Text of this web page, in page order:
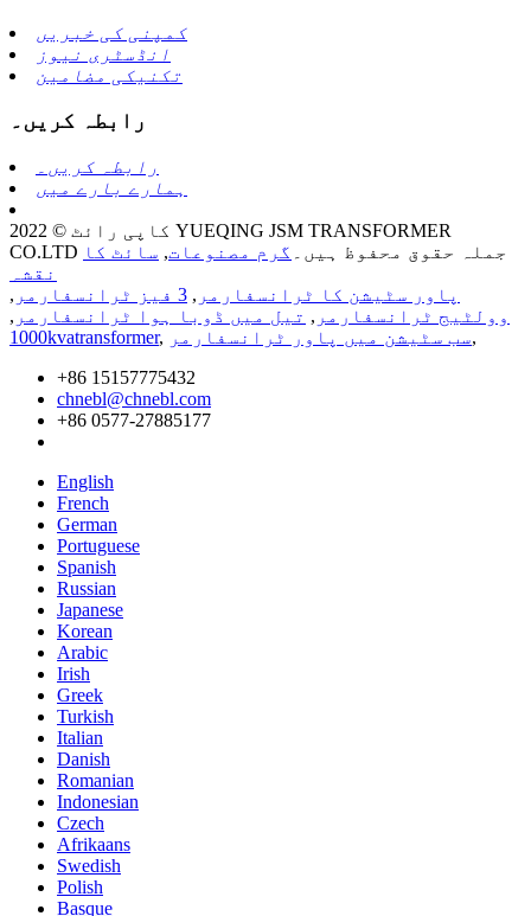
کمپنی کی خبریں
انڈسٹری نیوز
تکنیکی مضامین
رابطہ کریں۔
رابطہ کریں۔
ہمارے بارے میں
کاپی رائٹ © 2022 YUEQING JSM TRANSFORMER
CO.LTD جملہ حقوق محفوظ ہیں۔
گرم مصنوعات, سائٹ کا
نقشہ
پاور سٹیشن کا ٹرانسفارمر , 3 فیز ٹرانسفارمر
,
وولٹیج ٹرانسفارمر , تیل میں ڈوبا ہوا ٹرانسفارمر ,
1000kvatransformer, سب سٹیشن میں پاور ٹرانسفارمر,
+86 15157775432
chnebl@chnebl.com
+86 0577-27885177
English
French
German
Portuguese
Spanish
Russian
Japanese
Korean
Arabic
Irish
Greek
Turkish
Italian
Danish
Romanian
Indonesian
Czech
Afrikaans
Swedish
Polish
Basque